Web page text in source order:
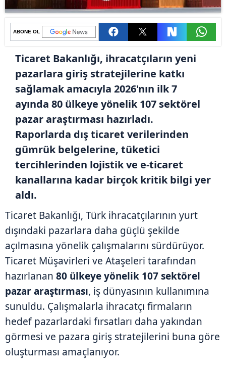
ABONE OL
Ticaret Bakanlığı, ihracatçıların yeni
pazarlara giriş stratejilerine katkı
sağlamak amacıyla 2026'nın ilk 7
ayında 80 ülkeye yönelik 107 sektörel
pazar araştırması hazırladı.
Raporlarda dış ticaret verilerinden
gümrük belgelerine, tüketici
tercihlerinden lojistik ve e-ticaret
kanallarına kadar birçok kritik bilgi yer
aldı.
Ticaret Bakanlığı, Türk ihracatçılarının yurt
dışındaki pazarlara daha güçlü şekilde
açılmasına yönelik çalışmalarını sürdürüyor.
Ticaret Müşavirleri ve Ataşeleri tarafından
hazırlanan 80 ülkeye yönelik 107 sektörel
pazar araştırması, iş dünyasının kullanımına
sunuldu. Çalışmalarla ihracatçı firmaların
hedef pazarlardaki fırsatları daha yakından
görmesi ve pazara giriş stratejilerini buna göre
oluşturması amaçlanıyor.